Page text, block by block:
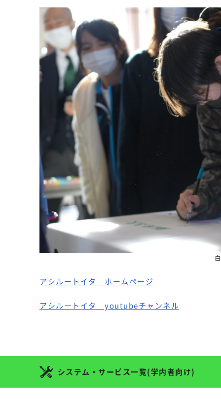
アシルートイタ ホームページ
アシルートイタ youtubeチャンネル
システム・サービス一覧(学内者向け)